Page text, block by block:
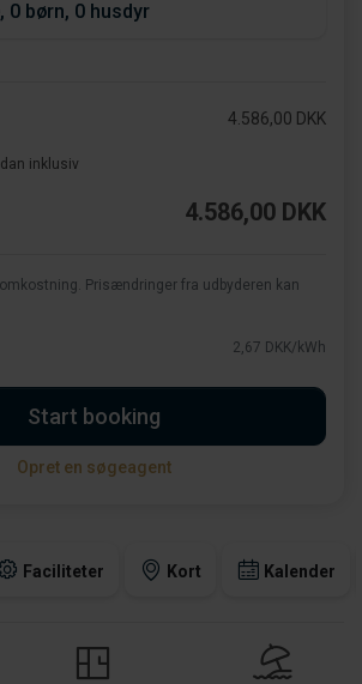
Faciliteter Kort Kalender
inklusiv
4.586,00 DKK
4.586,00 DKK
Prisændringer fra udbyderen kan
2,67 DKK/kWh
Start booking
Opret en søgeagent